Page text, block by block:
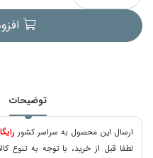
توضیحات
ارسال این محصول به سراسر کشور
لطفا قبل از خرید، با توجه به تنوع